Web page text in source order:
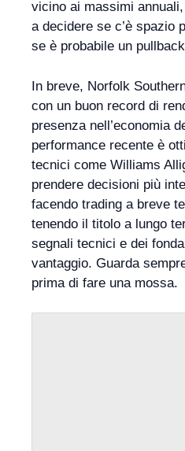
vicino ai massimi
a decidere se c’è spazio
se è probabile un
In breve, Norfolk
con un buon record di
presenza nell’economia
performance recente è
tecnici come Williams
prendere decisioni più
facendo trading a breve
tenendo il titolo a lungo
segnali tecnici e dei
vantaggio. Guarda
prima di fare una mossa.